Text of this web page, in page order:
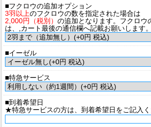
■フクロウの追加オプション
3羽以上のフクロウの数を指定された場合は
2,000円（税別） の追加となります。フクロウ
は、,カート最後の通信欄へ記載お願いします。
■イーゼル
■特急サービス
■到着希望日
★特急サービスの方は、到着希望日をご記入